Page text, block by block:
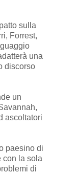
sulla
Forrest,
una
discorso
un
ascoltatori
paesino di
con la sola
di